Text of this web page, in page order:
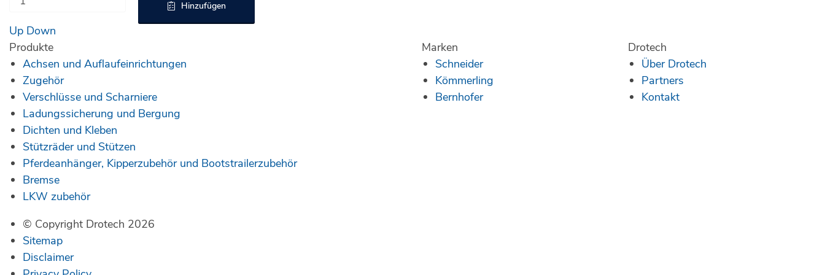
Up Down
Hinzufügen
Produkte
Achsen und Auflaufeinrichtungen
Zugehör
Verschlüsse und Scharniere
Ladungssicherung und Bergung
Dichten und Kleben
Stützräder und Stützen
Pferdeanhänger, Kipperzubehör und Bootstrailerzubehör
Bremse
LKW zubehör
Marken
Schneider
Kömmerling
Bernhofer
Drotech
Über Drotech
Partners
Kontakt
© Copyright Drotech 2026
Sitemap
Disclaimer